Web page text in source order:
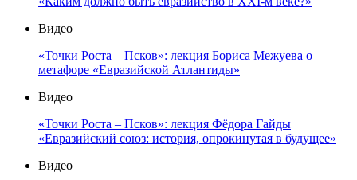
Видео
«Точки Роста – Псков»: лекция Бориса Межуева о
метафоре «Евразийской Атлантиды»
Видео
«Точки Роста – Псков»: лекция Фёдора Гайды
«Евразийский союз: история, опрокинутая в будущее»
Видео